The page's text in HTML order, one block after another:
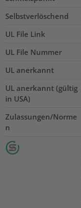
Selbstverlöschend
UL File Link
UL File Nummer
UL anerkannt
UL anerkannt (gültig
in USA)
Zulassungen/Norme
n